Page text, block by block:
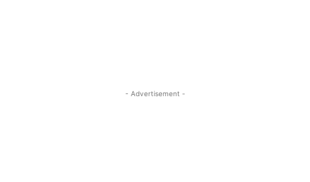
- Advertisement -